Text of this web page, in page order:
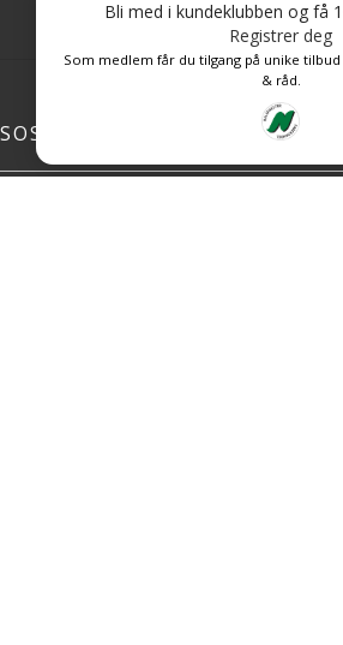
SOSIALE MEDIER
Bli med i kundeklubben og få
Registrer deg
Som medlem får du tilgang på unike
& råd.